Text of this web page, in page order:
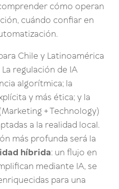
cómo operan
cuándo confiar en
Chile y Latinoamérica
regulación de IA
algorítmica; la
y más ética; y la
+ Technology)
a la realidad local.
más profunda será la
híbrida: un flujo en
mediante IA, se
para una